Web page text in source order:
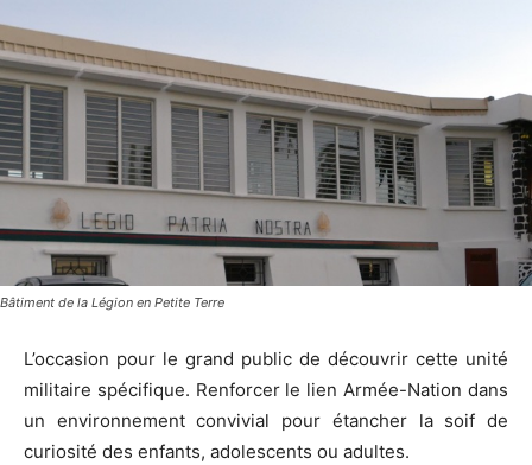
Bâtiment de la Légion en Petite Terre
L’occasion pour le grand public de découvrir cette unité
militaire spécifique. Renforcer le lien Armée-Nation dans
un environnement convivial pour étancher la soif de
curiosité des enfants, adolescents ou adultes.